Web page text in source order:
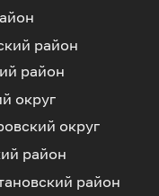
район
район
округ
округ
район
район